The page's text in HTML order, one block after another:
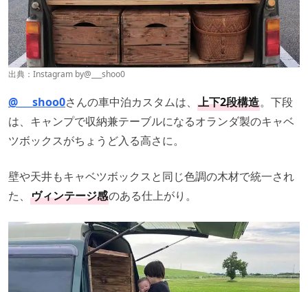
出典：Instagram by@___shoo0
@___shoo0さんの車中泊カスタムは、 上下2段構造。下段
は、キャンプで収納兼テーブルになるオランダ製のキャベ
ツボックスがちょうど入る高さに。
壁や天井もキャベツボックスと同じ色調の木材で統一され
た、 ヴィンテージ感のある仕上がり。